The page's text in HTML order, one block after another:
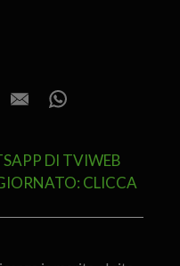
DI TVIWEB
CLICCA